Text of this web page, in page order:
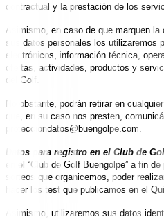
contractual y la prestación de los
Asimismo, en caso de que marquen la
sus datos personales los utilizaremos
electrónicos, información técnica,
ofertas, actividades, productos y
del Golf.
No obstante, podrán retirar en
que, en su caso nos presten,
protecciondatos@buengolpe.com
Datos para registro en el Club de
en el “Club de Golf Buengolpe” a fin
sorteos que organicemos, poder
hacer los test que publicamos en el
Asimismo, utilizaremos sus datos